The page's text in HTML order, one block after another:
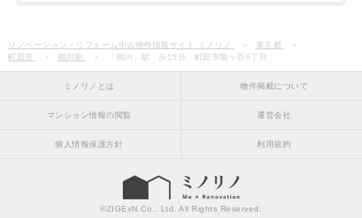
リノベーション・リフォーム中古物件情報サイト ミノリノ
東京都
町田市
鶴川駅 「鶴川」駅 歩15分 町田市能ヶ谷6丁目
ミノリノとは 物件掲載について
マンション情報の閲覧 運営会社
個人情報保護方針 利用規約
©ZIGExN Co., Ltd. All Rights Reserved.